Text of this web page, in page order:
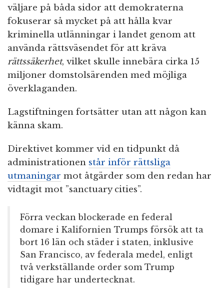
väljare på båda sidor att demokraterna
fokuserar så mycket på att hålla kvar
kriminella utlänningar i landet genom att
använda rättsväsendet för att kräva
rättssäkerhet, vilket skulle innebära cirka 15
miljoner domstolsärenden med möjliga
överklaganden.
Lagstiftningen fortsätter utan att någon kan
känna skam.
Direktivet kommer vid en tidpunkt då
administrationen står inför rättsliga
utmaningar mot åtgärder som den redan har
vidtagit mot ”sanctuary cities”.
Förra veckan blockerade en federal
domare i Kalifornien Trumps försök att ta
bort 16 län och städer i staten, inklusive
San Francisco, av federala medel, enligt
två verkställande order som Trump
tidigare har undertecknat.